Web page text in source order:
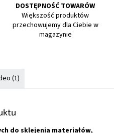
DOSTĘPNOŚĆ TOWARÓW
Większość produktów
przechowujemy dla Ciebie w
magazynie
(1)
do sklejenia materiałów,